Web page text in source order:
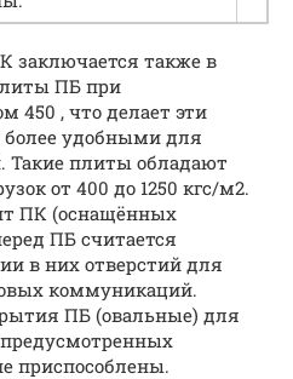
заключается также в
ПБ при
450 , что делает эти
удобными для
Такие плиты обладают
от 400 до 1250 кгс/м2.
ПК (оснащённых
ПБ считается
в них отверстий для
коммуникаций.
ПБ (овальные) для
приспособлены.